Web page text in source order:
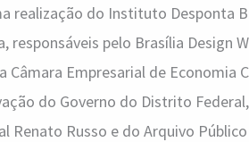
realização do Instituto Desponta
responsáveis pelo Brasília Design
Câmara Empresarial de Economia
do Governo do Distrito
Renato Russo e do Arquivo